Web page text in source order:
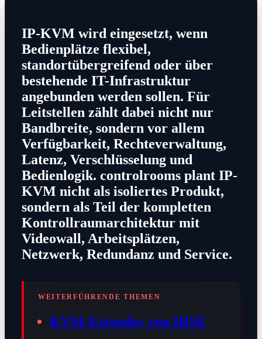
IP-KVM wird eingesetzt, wenn
Bedienplätze flexibel,
standortübergreifend oder über
bestehende IT-Infrastruktur
angebunden werden sollen. Für
Leitstellen zählt dabei nicht nur
Bandbreite, sondern vor allem
Verfügbarkeit, Rechteverwaltung,
Latenz, Verschlüsselung und
Bedienlogik. controlrooms plant IP-
KVM nicht als isoliertes Produkt,
sondern als Teil der kompletten
Kontrollraumarchitektur mit
Videowall, Arbeitsplätzen,
Netzwerk, Redundanz und Service.
WEITERFÜHRENDE THEMEN
KVM-Extender von IHSE